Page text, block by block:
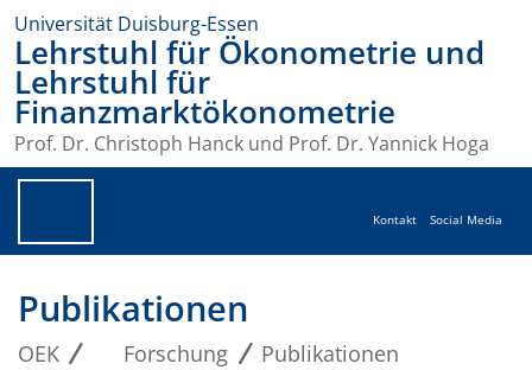
Universität Duisburg-Essen
Lehrstuhl für Ökonometrie und
Lehrstuhl für
Finanzmarktökonometrie
Prof. Dr. Christoph Hanck und Prof. Dr. Yannick Hoga
Kontakt Social Media
Publikationen
OEK Forschung Publikationen